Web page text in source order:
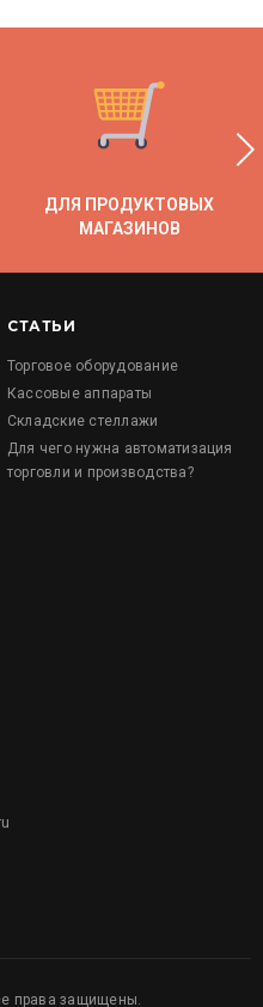
ДЛЯ ПРОДУКТОВЫХ
МАГАЗИНОВ
СТАТЬИ
Торговое оборудование
Кассовые аппараты
Складские стеллажи
Для чего нужна автоматизация
торговли и производства?
права защищены.